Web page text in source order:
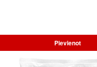
Pievienot